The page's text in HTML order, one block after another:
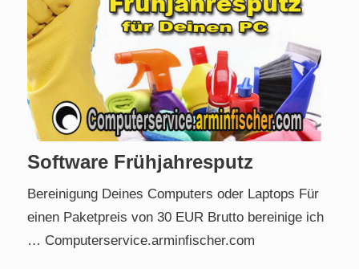
Software Frühjahresputz
Bereinigung Deines Computers oder Laptops Für
einen Paketpreis von 30 EUR Brutto bereinige ich
… Computerservice.arminfischer.com